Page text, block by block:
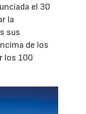
el 30
la
sus
de los
los 100